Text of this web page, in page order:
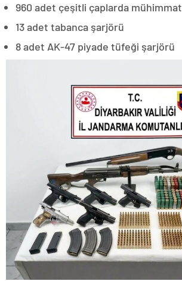
960 adet çeşitli çaplarda mühimmat
13 adet tabanca şarjörü
8 adet AK-47 piyade tüfeği şarjörü